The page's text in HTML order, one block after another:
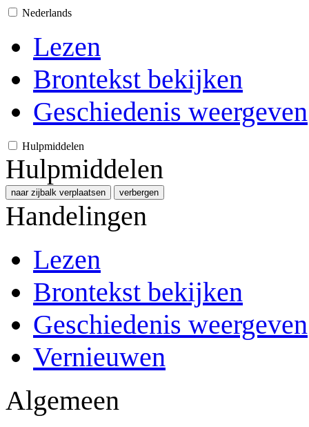
Nederlands
Lezen
Brontekst bekijken
Geschiedenis weergeven
Hulpmiddelen
Hulpmiddelen
naar zijbalk verplaatsen verbergen
Handelingen
Lezen
Brontekst bekijken
Geschiedenis weergeven
Vernieuwen
Algemeen